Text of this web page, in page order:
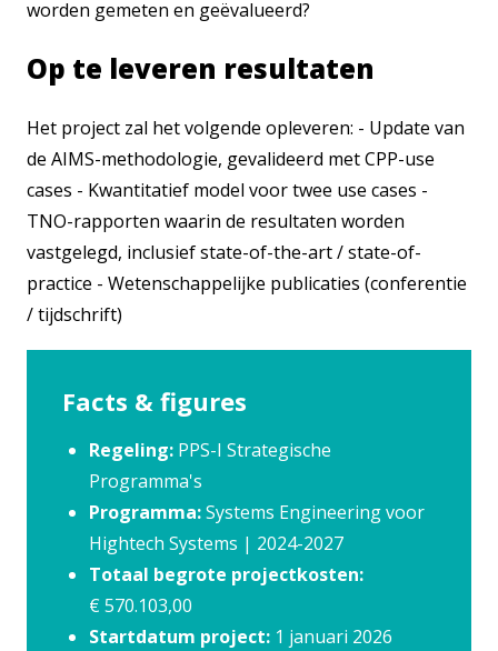
worden gemeten en geëvalueerd?
Op te leveren resultaten
Het project zal het volgende opleveren: - Update van
de AIMS-methodologie, gevalideerd met CPP-use
cases - Kwantitatief model voor twee use cases -
TNO-rapporten waarin de resultaten worden
vastgelegd, inclusief state-of-the-art / state-of-
practice - Wetenschappelijke publicaties (conferentie
/ tijdschrift)
Facts & figures
Regeling: PPS-I Strategische
Programma's
Programma:Systems Engineering voor
Hightech Systems | 2024-2027
Totaal begrote projectkosten:
€ 570.103,00
Startdatum project: 1 januari 2026